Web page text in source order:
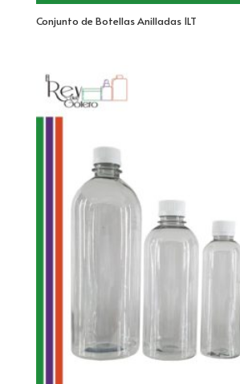
Conjunto de Botellas Anilladas 1LT